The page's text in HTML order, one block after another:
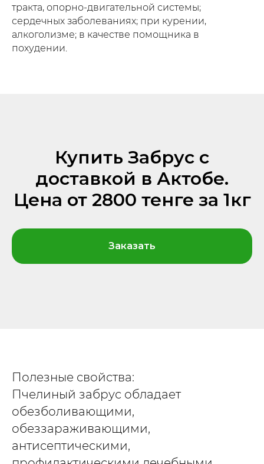
тракта, опорно-двигательной системы;
сердечных заболеваниях; при курении,
алкоголизме; в качестве помощника в
похудении.
Купить Забрус с
доставкой в Актобе.
Цена от 2800 тенге за 1кг
Заказать
Полезные свойства:
Пчелиный забрус обладает
обезболивающими,
обеззараживающими,
антисептическими,